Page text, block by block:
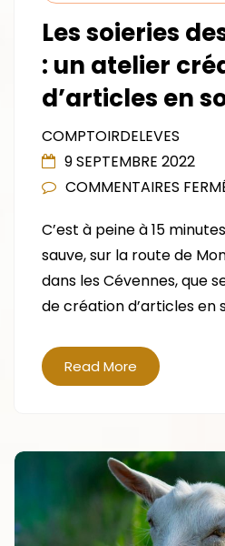
Les soieries
: un atelier
d’articles en
COMPTOIRDELEVES
9 SEPTEMBRE 2022
COMMENTAIRES
C’est à peine à 15
sauve, sur la route de
dans les Cévennes, que
de création d’articles en
Read More